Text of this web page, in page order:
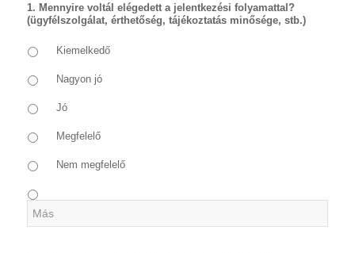
1. Mennyire voltál elégedett a jelentkezési folyamattal?
(ügyfélszolgálat, érthetőség, tájékoztatás minősége, stb.)
Kiemelkedő
Nagyon jó
Jó
Megfelelő
Nem megfelelő